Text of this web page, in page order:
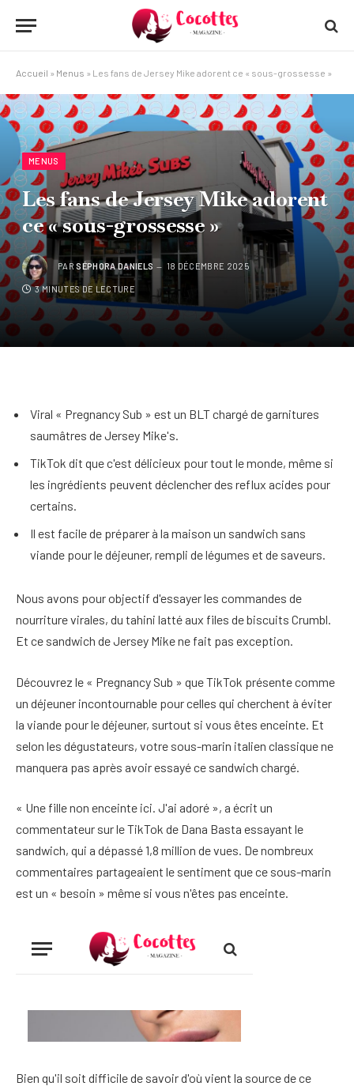
Accueil » Menus » Les fans de Jersey Mike adorent ce « sous-grossesse »
MENUS
Les fans de Jersey Mike adorent
ce « sous-grossesse »
PAR SÉPHORA DANIELS 18 DÉCEMBRE 2025
3 MINUTES DE LECTURE
Viral « Pregnancy Sub » est un BLT chargé de garnitures
saumâtres de Jersey Mike's.
TikTok dit que c'est délicieux pour tout le monde, même si
les ingrédients peuvent déclencher des reflux acides pour
certains.
Il est facile de préparer à la maison un sandwich sans
viande pour le déjeuner, rempli de légumes et de saveurs.
Nous avons pour objectif d'essayer les commandes de
nourriture virales, du tahini latté aux files de biscuits Crumbl.
Et ce sandwich de Jersey Mike ne fait pas exception.
Découvrez le « Pregnancy Sub » que TikTok présente comme
un déjeuner incontournable pour celles qui cherchent à éviter
la viande pour le déjeuner, surtout si vous êtes enceinte. Et
selon les dégustateurs, votre sous-marin italien classique ne
manquera pas après avoir essayé ce sandwich chargé.
« Une fille non enceinte ici. J'ai adoré », a écrit un
commentateur sur le TikTok de Dana Basta essayant le
sandwich, qui a dépassé 1,8 million de vues. De nombreux
commentaires partageaient le sentiment que ce sous-marin
est un « besoin » même si vous n'êtes pas enceinte.
Bien qu'il soit difficile de savoir d'où vient la source de ce